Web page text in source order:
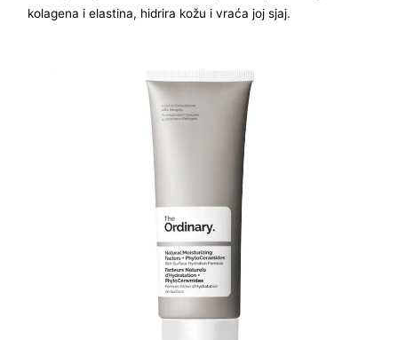
kolagena i elastina, hidrira kožu i vraća joj sjaj.